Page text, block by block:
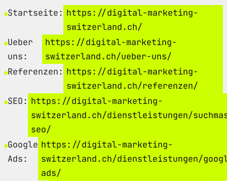
Startseite: https://digital-marketing-
switzerland.ch/
Ueber
uns:
https://digital-marketing-
switzerland.ch/ueber-uns/
Referenzen: https://digital-marketing-
switzerland.ch/referenzen/
SEO: https://digital-marketing-
switzerland.ch/dienstleistungen/
seo/
Google
Ads:
https://digital-marketing-
switzerland.ch/dienstleistungen/
ads/